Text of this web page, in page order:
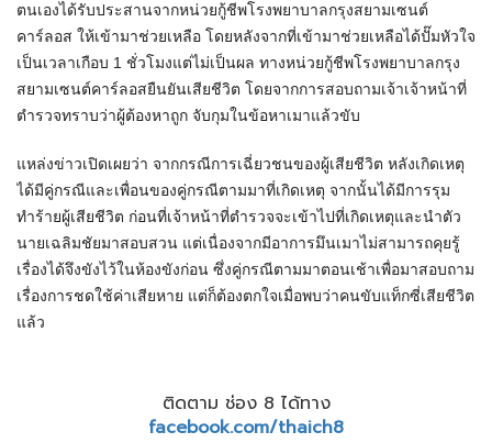
ตนเองได้รับประสานจากหน่วยกู้ชีพโรงพยาบาลกรุงสยามเซนต์
คาร์ลอส ให้เข้ามาช่วยเหลือ โดยหลังจากที่เข้ามาช่วยเหลือได้ปั๊มหัวใจ
เป็นเวลาเกือบ 1 ชั่วโมงแต่ไม่เป็นผล ทางหน่วยกู้ชีพโรงพยาบาลกรุง
สยามเซนต์คาร์ลอสยืนยันเสียชีวิต โดยจากการสอบถามเจ้าเจ้าหน้าที่
ตำรวจทราบว่าผู้ต้องหาถูก จับกุมในข้อหาเมาแล้วขับ
แหล่งข่าวเปิดเผยว่า จากกรณีการเฉี่ยวชนของผู้เสียชีวิต หลังเกิดเหตุ
ได้มีคู่กรณีและเพื่อนของคู่กรณีตามมาที่เกิดเหตุ จากนั้นได้มีการรุม
ทำร้ายผู้เสียชีวิต ก่อนที่เจ้าหน้าที่ตำรวจจะเข้าไปที่เกิดเหตุและนำตัว
นายเฉลิมชัยมาสอบสวน แต่เนื่องจากมีอาการมึนเมาไม่สามารถคุยรู้
เรื่องได้จึงขังไว้ในห้องขังก่อน ซึ่งคู่กรณีตามมาตอนเช้าเพื่อมาสอบถาม
เรื่องการชดใช้ค่าเสียหาย แต่ก็ต้องตกใจเมื่อพบว่าคนขับแท็กซี่เสียชีวิต
แล้ว
ติดตาม ช่อง 8 ได้ทาง
facebook.com/thaich8